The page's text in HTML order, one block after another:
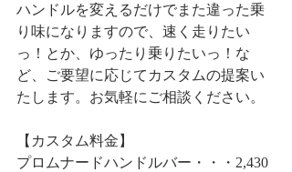
ハンドルを変えるだけでまた違った乗
り味になりますので、速く走りたい
っ！とか、ゆったり乗りたいっ！な
ど、ご要望に応じてカスタムの提案い
たします。お気軽にご相談ください。
【カスタム料金】
プロムナードハンドルバー・・・2,430